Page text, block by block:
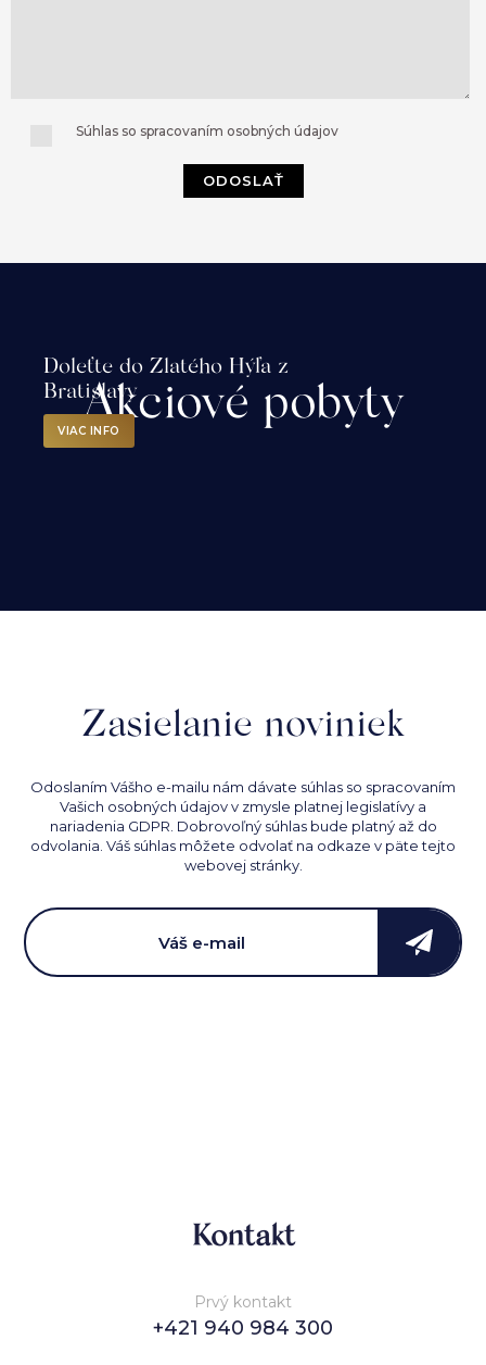
Penzión
Objavte
Súhlas so spracovaním osobných údajov
ODOSLAŤ
Akciové pobyty
Doleťte do Zlatého Hýľa z
Bratislavy
VIAC INFO
Zasielanie noviniek
Odoslaním Vášho e-mailu nám dávate súhlas so spracovaním
Vašich osobných údajov v zmysle platnej legislatívy a
nariadenia GDPR. Dobrovoľný súhlas bude platný až do
odvolania. Váš súhlas môžete odvolať na odkaze v päte tejto
webovej stránky.
Kontakt
Prvý kontakt
+421 940 984 300